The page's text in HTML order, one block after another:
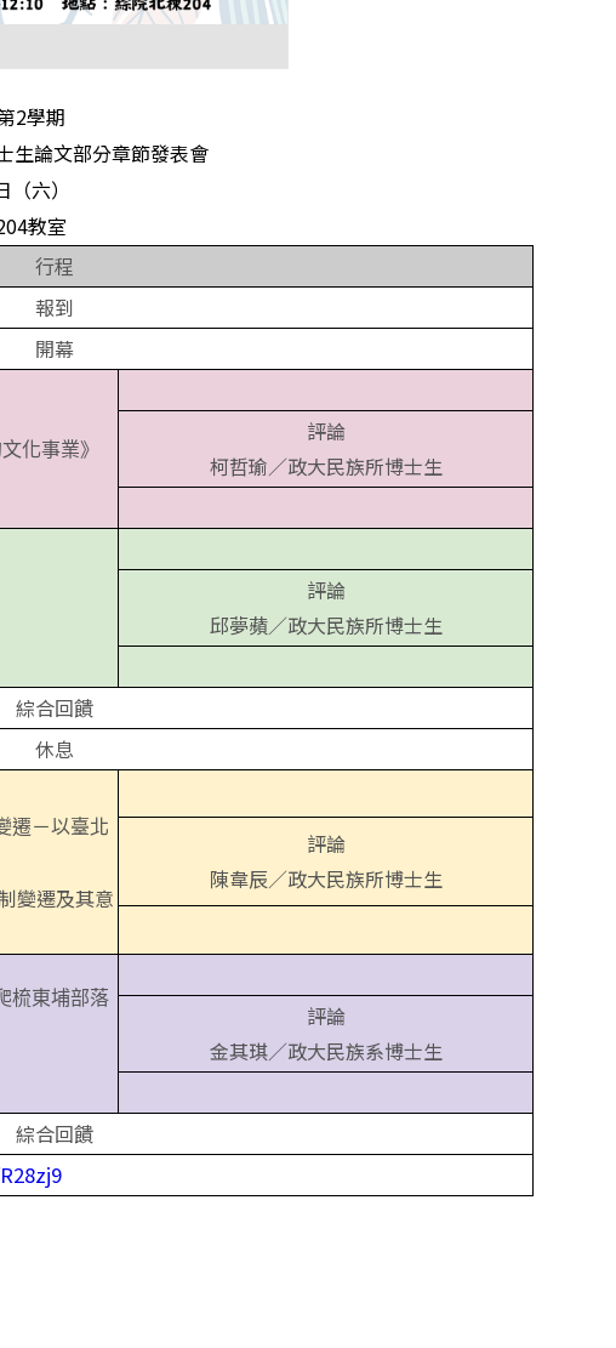
2學期
生論文部分章節發表會
六）
教室
行程
報到
開幕
化事業》
評論
柯哲瑜／政大民族所博士生
評論
邱夢蘋／政大民族所博士生
綜合回饋
休息
遷－以臺北
變遷及其意
評論
陳韋辰／政大民族所博士生
梳東埔部落
評論
金其琪／政大民族系博士生
綜合回饋